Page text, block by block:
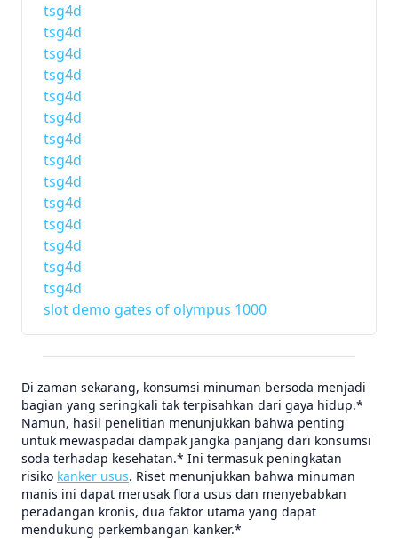
tsg4d
tsg4d
tsg4d
tsg4d
tsg4d
tsg4d
tsg4d
tsg4d
tsg4d
tsg4d
tsg4d
tsg4d
tsg4d
tsg4d
slot demo gates of olympus 1000
Di zaman sekarang, konsumsi minuman bersoda menjadi
bagian yang seringkali tak terpisahkan dari gaya hidup.*
Namun, hasil penelitian menunjukkan bahwa penting
untuk mewaspadai dampak jangka panjang dari konsumsi
soda terhadap kesehatan.* Ini termasuk peningkatan
risiko kanker usus. Riset menunjukkan bahwa minuman
manis ini dapat merusak flora usus dan menyebabkan
peradangan kronis, dua faktor utama yang dapat
mendukung perkembangan kanker.*